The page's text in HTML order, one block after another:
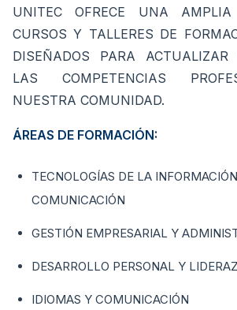
UNITEC OFRECE UNA
CURSOS Y TALLERES DE
DISEÑADOS PARA ACTUALIZAR
LAS COMPETENCIAS
NUESTRA COMUNIDAD.
ÁREAS DE FORMACIÓN:
TECNOLOGÍAS DE LA
COMUNICACIÓN
GESTIÓN EMPRESARIAL Y
DESARROLLO PERSONAL Y
IDIOMAS Y COMUNICACIÓN